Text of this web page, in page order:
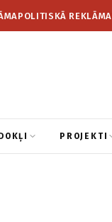
POLITISKĀ REKLĀMA
PROJEKTI